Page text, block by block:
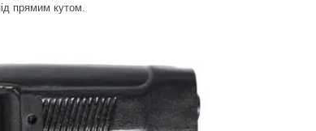
прямим кутом.